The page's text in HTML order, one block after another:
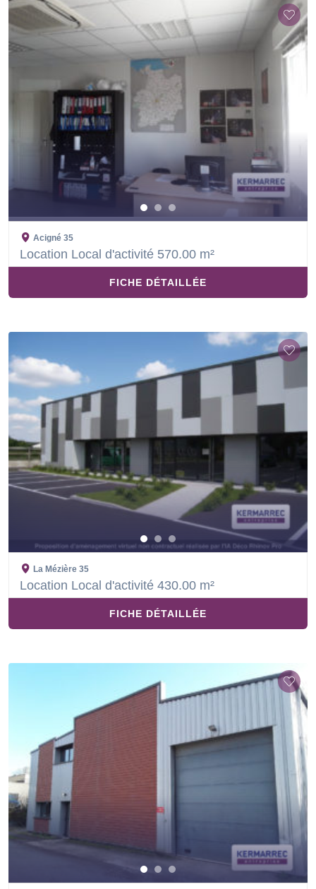
Acigné 35
Location Local d'activité 570.00 m²
FICHE DÉTAILLÉE
La Mézière 35
Location Local d'activité 430.00 m²
FICHE DÉTAILLÉE